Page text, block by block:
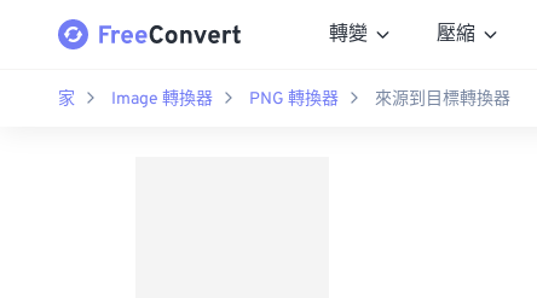
轉變 壓縮
家 Image 轉換器 PNG 轉換器 來源到目標轉換器